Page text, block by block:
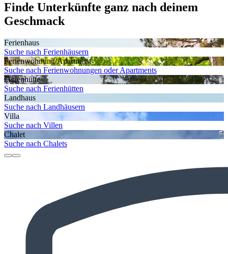
Finde Unterkünfte ganz nach deinem
Geschmack
Ferienhaus
Suche nach Ferienhäusern
Ferienwohnung/Apartment
Suche nach Ferienwohnungen oder Apartments
Ferienhütte
Suche nach Ferienhütten
Landhaus
Suche nach Landhäusern
Villa
Suche nach Villen
Chalet
Suche nach Chalets